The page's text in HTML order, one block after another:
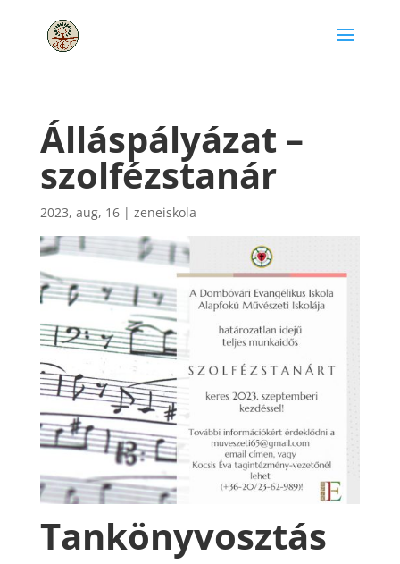
Álláspályázat –
szolfézstanár
2023, aug, 16| zeneiskola
Tankönyvosztás